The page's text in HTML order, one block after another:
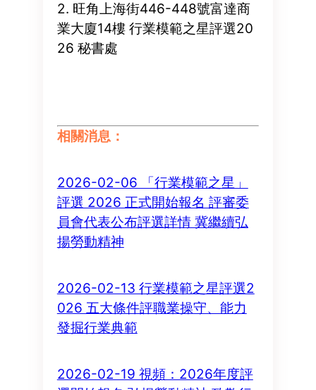
2. 旺角上海街446-448號富達商
業大廈14樓 行業模範之星評選20
26 秘書處
相關消息：
2026-02-06 「行業模範之星」
評選 2026 正式開始報名 評審委
員會代表公布評選詳情 冀繼續弘
揚勞動精神
2026-02-13 行業模範之星評選2
026 五大條件評職業操守、能力
發掘行業典範
2026-02-19 視頻：2026年度評